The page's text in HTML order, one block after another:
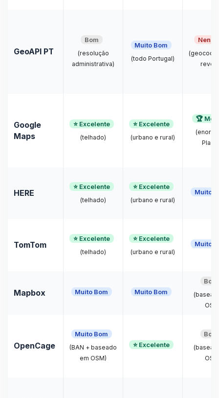
GeoAPI PT
Bom
(resolução
administrativa)
Muito Bom
(todo Portugal)
Google
Maps
⭐ Excelente
(telhado)
⭐ Excelente
(urbano e rural)
🏆
HERE
⭐ Excelente
(telhado)
⭐ Excelente
(urbano e rural)
Muito
TomTom
⭐ Excelente
(telhado)
⭐ Excelente
(urbano e rural)
Muito
Mapbox Muito Bom Muito Bom
Bom
OpenCage
Muito Bom
(BAN + baseado
em OSM)
⭐ Excelente
Bom